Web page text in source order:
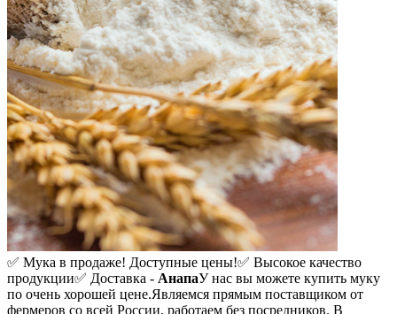
✅ Мука в продаже! Доступные цены!✅ Высокое качество
продукции✅ Доставка - АнапаУ нас вы можете купить муку
по очень хорошей цене.Являемся прямым поставщиком от
фермеров со всей России, работаем без посредников. В